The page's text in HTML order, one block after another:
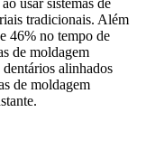
usar sistemas de
tradicionais. Além
46% no tempo de
de moldagem
alinhados
de moldagem